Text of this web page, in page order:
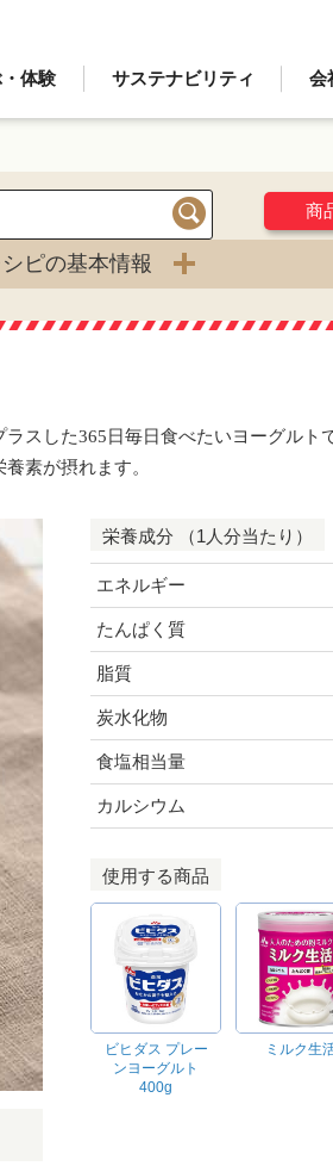
体験 サステナビリティ 会
検索
商
シピの基本情報
スした365日毎日食べたいヨーグルト
素が摂れます。
栄養成分 （1人分当たり）
エネルギー
たんぱく質
脂質
炭水化物
食塩相当量
カルシウム
使用する商品
ビヒダス プレー
ンヨーグルト
400g
ミルク生